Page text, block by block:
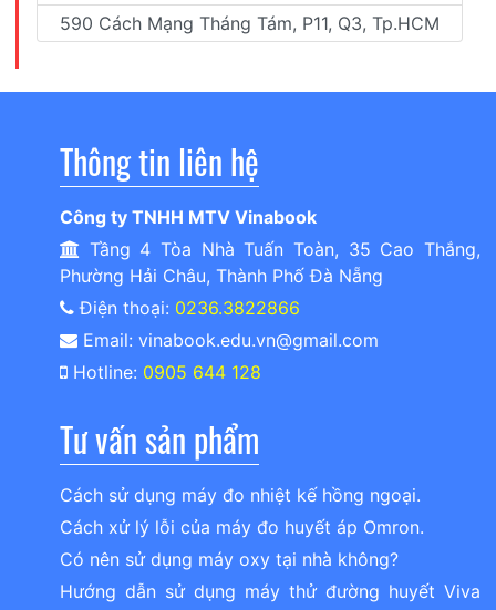
590 Cách Mạng Tháng Tám, P11, Q3, Tp.HCM
Thông tin liên hệ
Công ty TNHH MTV Vinabook
Tầng 4 Tòa Nhà Tuấn Toàn, 35 Cao Thắng,
Phường Hải Châu, Thành Phố Đà Nẵng
Điện thoại: 0236.3822866
Email: vinabook.edu.vn@gmail.com
Hotline: 0905 644 128
Tư vấn sản phẩm
Cách sử dụng máy đo nhiệt kế hồng ngoại.
Cách xử lý lỗi của máy đo huyết áp Omron.
Có nên sử dụng máy oxy tại nhà không?
Hướng dẫn sử dụng máy thử đường huyết Viva